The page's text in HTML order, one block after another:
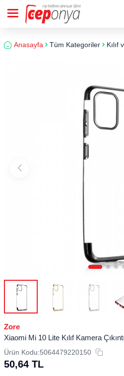
Anasayfa Tüm Kategoriler Kılıf
Zore
Xiaomi Mi 10 Lite Kılıf Kamera
Ürün Kodu:5064479220150
50,64 TL